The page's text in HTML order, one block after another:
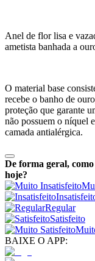
Anel de flor lisa e
ametista banhada a
O material base
recebe o banho de
proteção que garante
não possuem o níquel
camada antialérgica.
De forma geral,
hoje?
Regular
Satisfeito
BAIXE O APP: